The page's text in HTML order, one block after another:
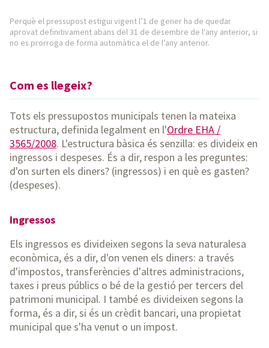
Perquè el pressupost estigui vigent l’1 de gener ha de quedar
aprovat definitivament abans del 31 de desembre de l'any anterior, si
no es prorroga de forma automàtica el de l’any anterior.
Com es llegeix?
Tots els pressupostos municipals tenen la mateixa
estructura, definida legalment en l'Ordre EHA /
3565/2008. L'estructura bàsica és senzilla: es divideix en
ingressos i despeses. És a dir, respon a les preguntes:
d'on surten els diners? (ingressos) i en què es gasten?
(despeses).
Ingressos
Els ingressos es divideixen segons la seva naturalesa
econòmica, és a dir, d'on venen els diners: a través
d'impostos, transferències d'altres administracions,
taxes i preus públics o bé de la gestió per tercers del
patrimoni municipal. I també es divideixen segons la
forma, és a dir, si és un crèdit bancari, una propietat
municipal que s'ha venut o un impost.